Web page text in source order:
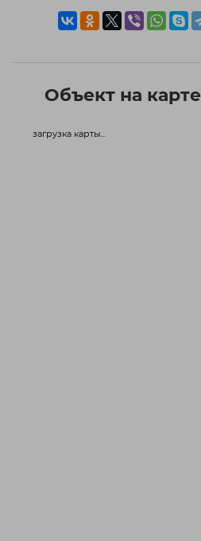
Объект на карте
загрузка карты...